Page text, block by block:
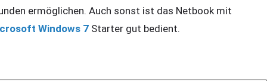
ermöglichen. Auch sonst ist das Netbook mit
Windows 7 Starter gut bedient.